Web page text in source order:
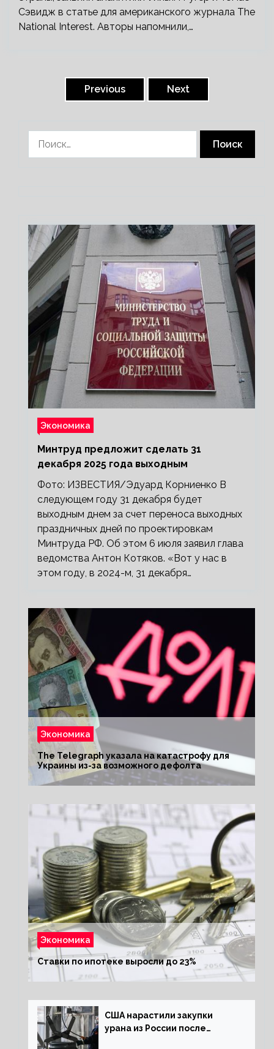
Сэвидж в статье для американского журнала The
National Interest. Авторы напомнили,…
Previous Next
Экономика
Минтруд предложит сделать 31
декабря 2025 года выходным
Фото: ИЗВЕСТИЯ/Эдуард Корниенко В
следующем году 31 декабря будет
выходным днем за счет переноса выходных
праздничных дней по проектировкам
Минтруда РФ. Об этом 6 июля заявил глава
ведомства Антон Котяков. «Вот у нас в
этом году, в 2024-м, 31 декабря…
Экономика
The Telegraph указала на катастрофу для
Украины из-за возможного дефолта
Экономика
Ставки по ипотеке выросли до 23%
США нарастили закупки
урана из России после